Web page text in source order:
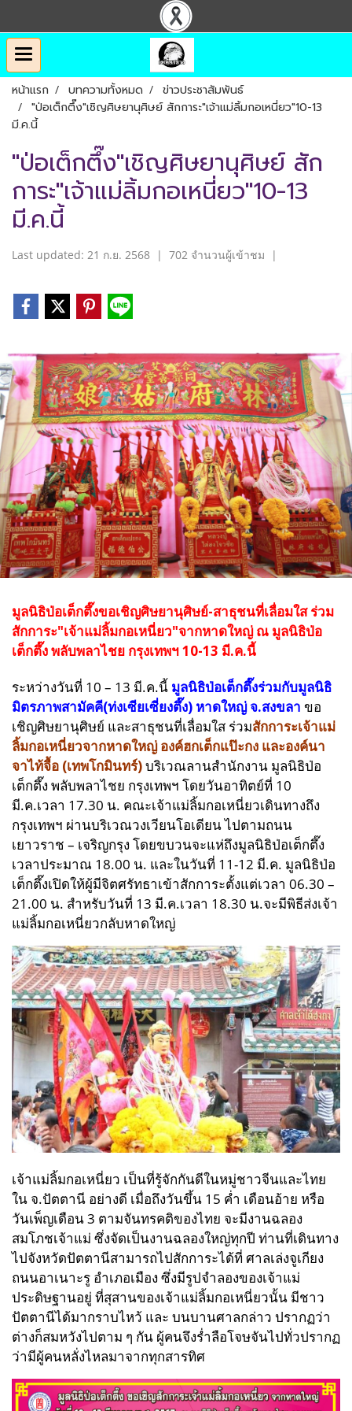
หน้าแรก บทความทั้งหมด
ข่าวประชาสัมพันธ์
"ป่อเต็กตึ๊ง"เชิญศิษยานุศิษย์ สักการะ"เจ้าแม่ลิ้มกอเหนี่ยว"10-13
มี.ค.นี้
"ป่อเต็กตึ๊ง"เชิญศิษยานุศิษย์ สัก
การะ"เจ้าแม่ลิ้มกอเหนี่ยว"10-13
มี.ค.นี้
Last updated: 21 ก.ย. 2568 | 702 จำนวนผู้เข้าชม |
มูลนิธิป่อเต็กตึ๊งขอเชิญศิษยานุศิษย์-สาธุชนที่เลื่อมใส ร่วม
สักการะ"เจ้าแม่ลิ้มกอเหนี่ยว"จากหาดใหญ่ ณ มูลนิธิป่อ
เต็กตึ๊ง พลับพลาไชย กรุงเทพฯ 10-13 มี.ค.นี้
ระหว่างวันที่ 10 – 13 มี.ค.นี้ มูลนิธิป่อเต็กตึ๊งร่วมกับมูลนิธิ
มิตรภาพสามัคคี(ท่งเซียเซี่ยงตึ๊ง) หาดใหญ่ จ.สงขลา ขอ
เชิญศิษยานุศิษย์ และสาธุชนที่เลื่อมใส ร่วมสักการะเจ้าแม่
ลิ้มกอเหนี่ยวจากหาดใหญ่ องค์ฮกเต็กแป๊ะกง และองค์นา
จาไท้จื้อ (เทพโกมินทร์)บริเวณลานสำนักงาน มูลนิธิป่อ
เต็กตึ๊ง พลับพลาไชย กรุงเทพฯ โดยวันอาทิตย์ที่ 10
มี.ค.เวลา 17.30 น. คณะเจ้าแม่ลิ้มกอเหนี่ยวเดินทางถึง
กรุงเทพฯ ผ่านบริเวณวงเวียนโอเดียน ไปตามถนน
เยาวราช – เจริญกรุง โดยขบวนจะแห่ถึงมูลนิธิป่อเต็กตึ๊ง
เวลาประมาณ 18.00 น. และในวันที่ 11-12 มี.ค. มูลนิธิป่อ
เต็กตึ๊งเปิดให้ผู้มีจิตศรัทธาเข้าสักการะตั้งแต่เวลา 06.30 –
21.00 น. สำหรับวันที่ 13 มี.ค.เวลา 18.30 น.จะมีพิธีส่งเจ้า
แม่ลิ้มกอเหนี่ยวกลับหาดใหญ่
เจ้าแม่ลิ้มกอเหนี่ยว เป็นที่รู้จักกันดีในหมู่ชาวจีนและไทย
ใน จ.ปัตตานี อย่างดี เมื่อถึงวันขึ้น 15 ค่ำ เดือนอ้าย หรือ
วันเพ็ญเดือน 3 ตามจันทรคติของไทย จะมีงานฉลอง
สมโภชเจ้าแม่ ซึ่งจัดเป็นงานฉลองใหญ่ทุกปี ท่านที่เดินทาง
ไปจังหวัดปัตตานีสามารถไปสักการะได้ที่ ศาลเล่งจูเกียง
ถนนอาเนาะรู อำเภอเมือง ซึ่งมีรูปจำลองของเจ้าแม่
ประดิษฐานอยู่ ที่สุสานของเจ้าแม่ลิ้มกอเหนี่ยวนั้น มีชาว
ปัตตานีได้มากราบไหว้ และ บนบานศาลกล่าว ปรากฏว่า
ต่างก็สมหวังไปตาม ๆ กัน ผู้คนจึงร่ำลือโจษจันไปทั่วปรากฏ
ว่ามีผู้คนหลั่งไหลมาจากทุกสารทิศ